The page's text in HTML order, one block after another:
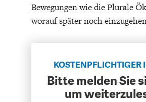
Bewegungen wie die Plurale
worauf später noch
KOSTENPFLICHTIGER
Bitte melden Sie
um